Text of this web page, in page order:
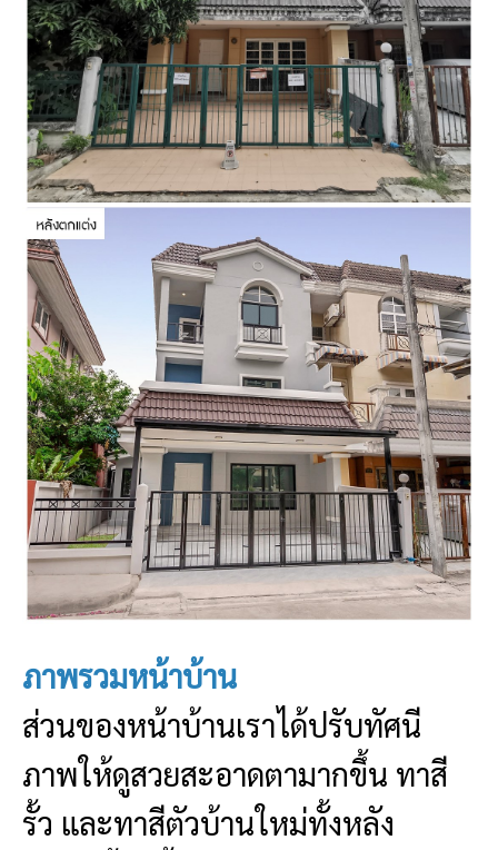
ภาพรวมหน้าบ้าน
ส่วนของหน้าบ้านเราได้ปรับทัศนี
ภาพให้ดูสวยสะอาดตามากขึ้น ทาสี
รั้ว และทาสีตัวบ้านใหม่ทั้งหลัง